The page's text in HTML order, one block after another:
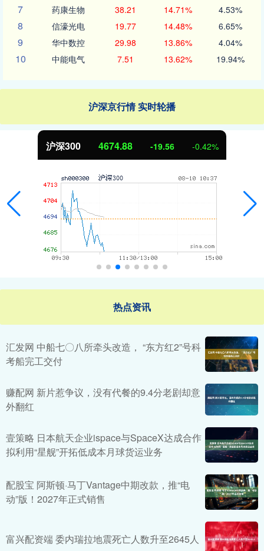
7 药康生物 38.21 14.71% 4.53%
8 信濠光电 19.77 14.48% 6.65%
9 华中数控 29.98 13.86% 4.04%
10 中能电气 7.51 13.62% 19.94%
沪深京行情 实时轮播
沪深300 4674.88 -19.56 -0.42%
热点资讯
汇发网 中船七〇八所牵头改造， “东方红2”号科
考船完工交付
赚配网 新片惹争议，没有代餐的9.4分老剧却意
外翻红
壹策略 日本航天企业ispace与SpaceX达成合作
拟利用“星舰”开拓低成本月球货运业务
配股宝 阿斯顿·马丁Vantage中期改款，推“电
动”版！2027年正式销售
富兴配资端 委内瑞拉地震死亡人数升至2645人